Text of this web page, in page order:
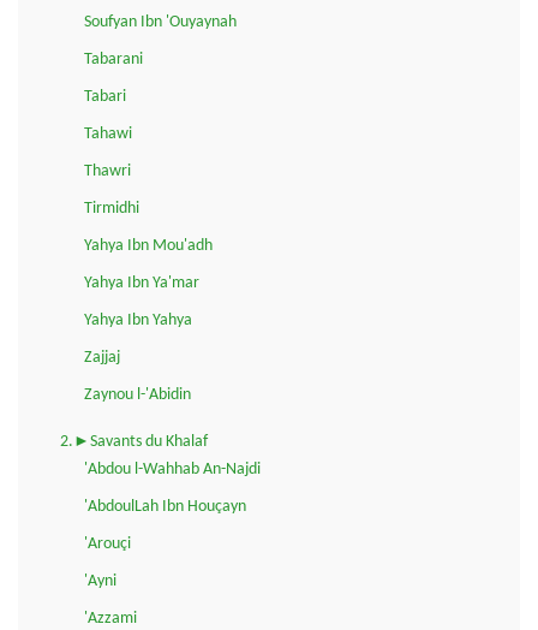
Soufyan Ibn 'Ouyaynah
Tabarani
Tabari
Tahawi
Thawri
Tirmidhi
Yahya Ibn Mou'adh
Yahya Ibn Ya'mar
Yahya Ibn Yahya
Zajjaj
Zaynou l-'Abidin
2.►Savants du Khalaf
'Abdou l-Wahhab An-Najdi
'AbdoulLah Ibn Houçayn
'Arouçi
'Ayni
'Azzami